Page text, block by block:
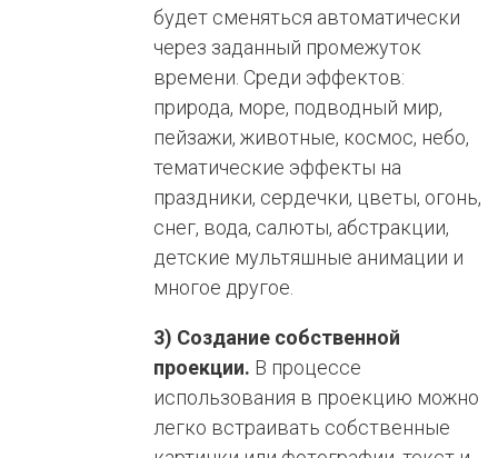
будет сменяться автоматически
через заданный промежуток
времени. Среди эффектов:
природа, море, подводный мир,
пейзажи, животные, космос, небо,
тематические эффекты на
праздники, сердечки, цветы, огонь,
снег, вода, салюты, абстракции,
детские мультяшные анимации и
многое другое.
3) Создание собственной
проекции. В процессе
использования в проекцию можно
легко встраивать собственные